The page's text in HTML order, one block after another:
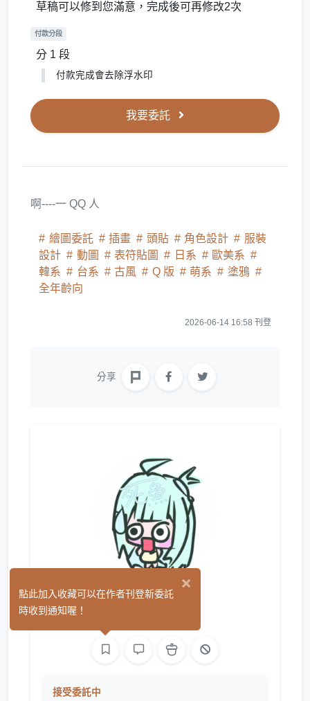
草稿可以修到您滿意，完成後可再修改2次
付款分段
分 1 段
付款完成會去除浮水印
我要委託
啊----一 QQ 人
繪圖委託 插畫 頭貼 角色設計
服裝
設計
動圖 表符貼圖 日系
歐美系
韓系
台系 古風 Q 版 萌系
塗鴉
全年齡向
2026-06-14 16:58 刊登
分享
死魚 (0)
接受委託中
×
點此加入收藏可以在作者刊登新委託
時收到通知喔！